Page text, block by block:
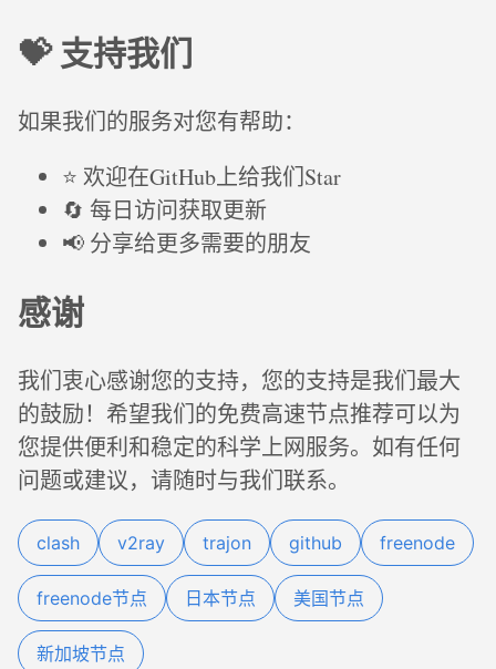
💝 支持我们
如果我们的服务对您有帮助：
⭐ 欢迎在GitHub上给我们Star
🔄 每日访问获取更新
📢 分享给更多需要的朋友
感谢
我们衷心感谢您的支持，您的支持是我们最大
的鼓励！希望我们的免费高速节点推荐可以为
您提供便利和稳定的科学上网服务。如有任何
问题或建议，请随时与我们联系。
clash v2ray trajon github freenode
freenode节点 日本节点 美国节点
新加坡节点